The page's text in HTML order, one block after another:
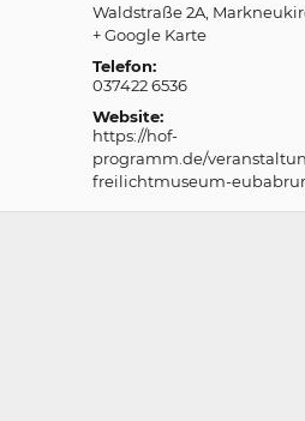
Waldstraße 2A
+ Google Karte
Telefon:
037422 6536
Website:
https://hof-
programm.de/
freilichtmuseum-